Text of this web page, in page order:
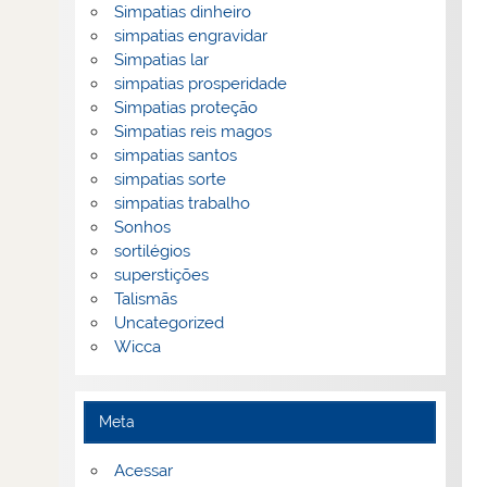
Simpatias dinheiro
simpatias engravidar
Simpatias lar
simpatias prosperidade
Simpatias proteção
Simpatias reis magos
simpatias santos
simpatias sorte
simpatias trabalho
Sonhos
sortilégios
superstições
Talismãs
Uncategorized
Wicca
Meta
Acessar